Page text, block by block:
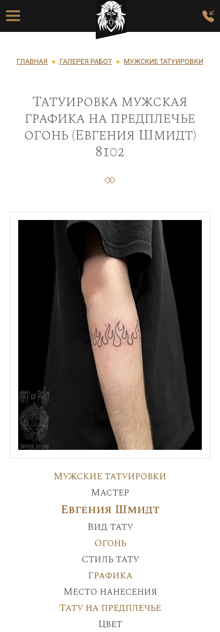
Перейти к основному содержанию
Основная навигация
Строка навигации
ГЛАВНАЯ ГАЛЕРЕЯ РАБОТ МУЖСКИЕ ТАТУИРОВКИ
Татуировка мужская
графика на предплечье
огонь (Евгения Шмидт)
8102
Мужские татуировки
Мастер
Евгения Шмидт
Вид тату
Огонь
Стиль тату
Графика
Место нанесения
Тату на предплечье
Цвет